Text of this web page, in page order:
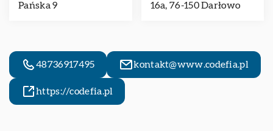
Pańska 9
16a, 76-150 Darłowo
48736917495 kontakt@www.codefia.pl
https://codefia.pl